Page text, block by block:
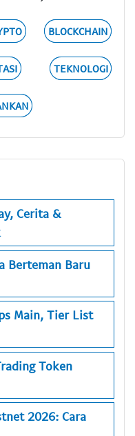
BLOCKCHAIN
TEKNOLOGI
Cerita &
Berteman Baru
Main, Tier List
Token
2026: Cara